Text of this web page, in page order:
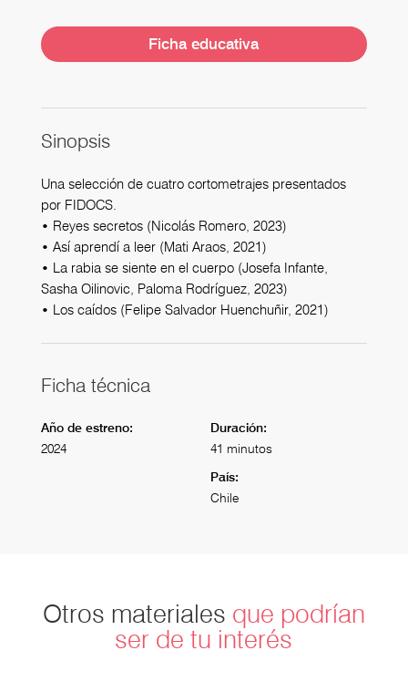
Ficha educativa
Sinopsis
Una selección de cuatro cortometrajes presentados
por FIDOCS.
• Reyes secretos (Nicolás Romero, 2023)
• Así aprendí a leer (Mati Araos, 2021)
• La rabia se siente en el cuerpo (Josefa Infante,
Sasha Oilinovic, Paloma Rodríguez, 2023)
• Los caídos (Felipe Salvador Huenchuñir, 2021)
Ficha técnica
Año de estreno:
2024
Duración:
41 minutos
País:
Chile
Otros materiales que podrían
ser de tu interés